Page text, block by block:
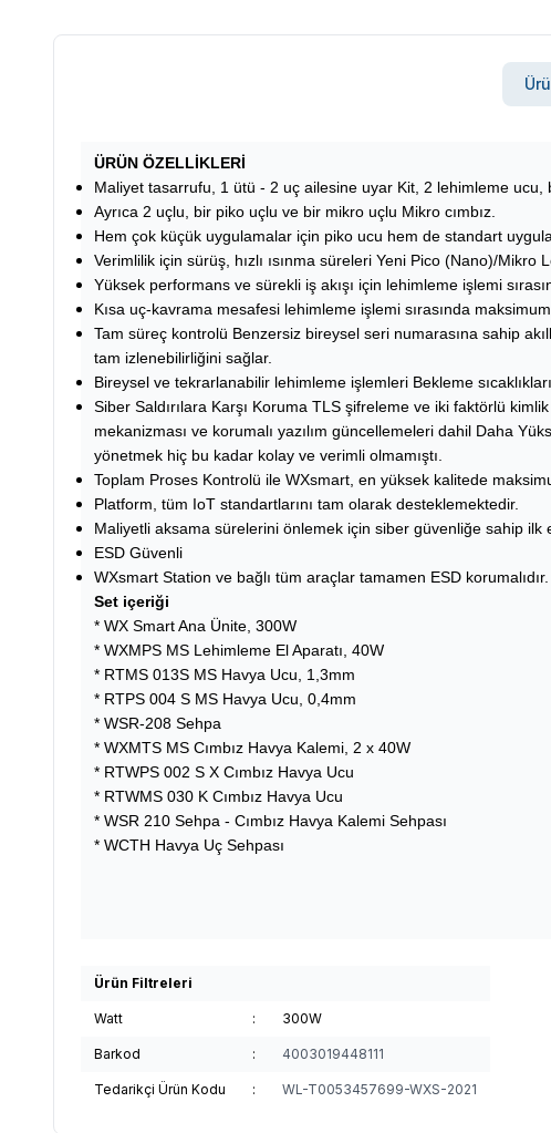
ÜRÜN ÖZELLİKLERİ
Maliyet tasarrufu, 1 ütü - 2 uç ailesine uyar Kit, 2 lehimleme ucu,
Ayrıca 2 uçlu, bir piko uçlu ve bir mikro uçlu Mikro cımbız.
Hem çok küçük uygulamalar için piko ucu hem de standart
Verimlilik için sürüş, hızlı ısınma süreleri Yeni Pico (Nano)/
Yüksek performans ve sürekli iş akışı için lehimleme işlemi
Kısa uç-kavrama mesafesi lehimleme işlemi sırasında
Tam süreç kontrolü Benzersiz bireysel seri numarasına sahip
tam izlenebilirliğini sağlar.
Bireysel ve tekrarlanabilir lehimleme işlemleri Bekleme
Siber Saldırılara Karşı Koruma TLS şifreleme ve iki faktörlü
mekanizması ve korumalı yazılım güncellemeleri dahil Daha
yönetmek hiç bu kadar kolay ve verimli olmamıştı.
Toplam Proses Kontrolü ile WXsmart, en yüksek kalitede
Platform, tüm IoT standartlarını tam olarak desteklemektedir.
Maliyetli aksama sürelerini önlemek için siber güvenliğe sahip ilk
ESD Güvenli
WXsmart Station ve bağlı tüm araçlar tamamen ESD korumalıdır.
Set içeriği
* WX Smart Ana Ünite, 300W
* WXMPS MS Lehimleme El Aparatı, 40W
* RTMS 013S MS Havya Ucu, 1,3mm
* RTPS 004 S MS Havya Ucu, 0,4mm
* WSR-208 Sehpa
* WXMTS MS Cımbız Havya Kalemi, 2 x 40W
* RTWPS 002 S X Cımbız Havya Ucu
* RTWMS 030 K Cımbız Havya Ucu
* WSR 210 Sehpa - Cımbız Havya Kalemi Sehpası
* WCTH Havya Uç Sehpası
Ürün Filtreleri
Watt : 300W
Barkod : 4003019448111
Tedarikçi Ürün Kodu : WL-T0053457699-WXS-2021